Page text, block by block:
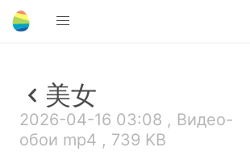
美女
2026-04-16 03:08 , Видео-
обои mp4 , 739 KB